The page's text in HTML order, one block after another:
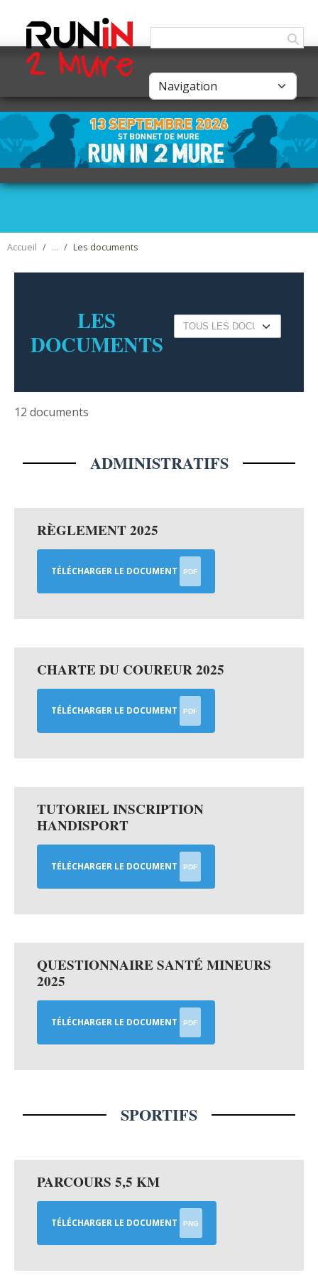
Accueil Les documents
LES
DOCUMENTS
12 documents
ADMINISTRATIFS
RÈGLEMENT 2025
TÉLÉCHARGER LE DOCUMENT PDF
CHARTE DU COUREUR 2025
TÉLÉCHARGER LE DOCUMENT PDF
TUTORIEL INSCRIPTION
HANDISPORT
TÉLÉCHARGER LE DOCUMENT PDF
QUESTIONNAIRE SANTÉ MINEURS
2025
TÉLÉCHARGER LE DOCUMENT PDF
SPORTIFS
PARCOURS 5,5 KM
TÉLÉCHARGER LE DOCUMENT PNG